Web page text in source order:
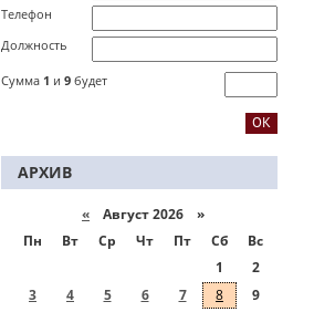
Телефон
Должность
Сумма 1 и 9 будет
АРХИВ
« Август 2026 »
Пн
Вт Ср Чт Пт Сб
Вс
1
2
3
4 5 6 7 8
9